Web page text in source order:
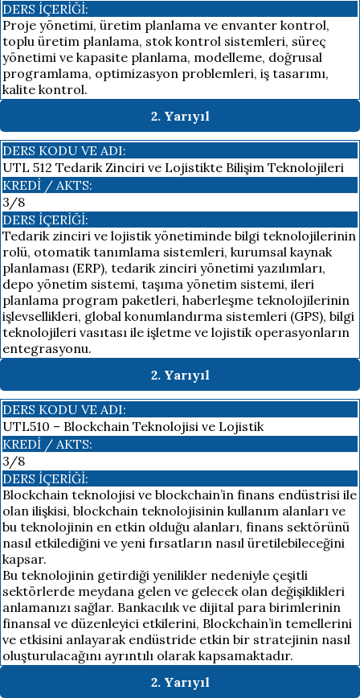
DERS İÇERIĞI:
Proje yönetimi, üretim planlama ve envanter kontrol,
toplu üretim planlama, stok kontrol sistemleri, süreç
yönetimi ve kapasite planlama, modelleme, doğrusal
programlama, optimizasyon problemleri, iş tasarımı,
kalite kontrol.
2. Yarıyıl
DERS KODU VE ADI:
UTL 512 Tedarik Zinciri ve Lojistikte Bilişim Teknolojileri
KREDI / AKTS:
3/8
DERS İÇERIĞI:
Tedarik zinciri ve lojistik yönetiminde bilgi teknolojilerinin
rolü, otomatik tanımlama sistemleri, kurumsal kaynak
planlaması (ERP), tedarik zinciri yönetimi yazılımları,
depo yönetim sistemi, taşıma yönetim sistemi, ileri
planlama program paketleri, haberleşme teknolojilerinin
işlevsellikleri, global konumlandırma sistemleri (GPS), bilgi
teknolojileri vasıtası ile işletme ve lojistik operasyonların
entegrasyonu.
2. Yarıyıl
DERS KODU VE ADI:
UTL510 – Blockchain Teknolojisi ve Lojistik
KREDI / AKTS:
3/8
DERS İÇERIĞI:
Blockchain teknolojisi ve blockchain’in finans endüstrisi ile
olan ilişkisi, blockchain teknolojisinin kullanım alanları ve
bu teknolojinin en etkin olduğu alanları, finans sektörünü
nasıl etkilediğini ve yeni fırsatların nasıl üretilebileceğini
kapsar.
Bu teknolojinin getirdiği yenilikler nedeniyle çeşitli
sektörlerde meydana gelen ve gelecek olan değişiklikleri
anlamanızı sağlar. Bankacılık ve dijital para birimlerinin
finansal ve düzenleyici etkilerini, Blockchain’in temellerini
ve etkisini anlayarak endüstride etkin bir stratejinin nasıl
oluşturulacağını ayrıntılı olarak kapsamaktadır.
2. Yarıyıl